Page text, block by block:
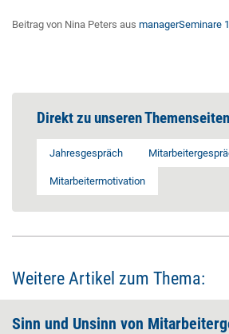
Beitrag von Nina Peters aus managerSeminare
Direkt zu unseren Themenseiten
Jahresgespräch
Mitarbeitermotivation
Weitere Artikel zum Thema:
Sinn und Unsinn von